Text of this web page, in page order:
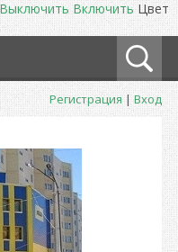
Выключить ВключитьЦвет
Регистрация|Вход